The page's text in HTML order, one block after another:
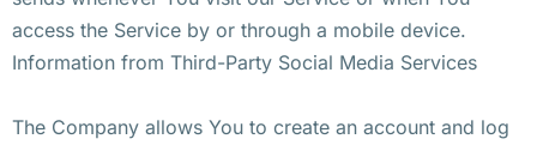
access the Service by or through a mobile device.
Information from Third-Party Social Media Services
The Company allows You to create an account and log